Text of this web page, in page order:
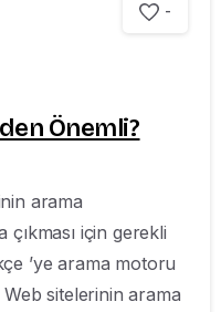
-
Önemli?
arama
çıkması için gerekli
’ye arama motoru
sitelerinin arama